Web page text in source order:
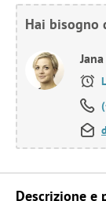
Hai bisogno
Descrizione e